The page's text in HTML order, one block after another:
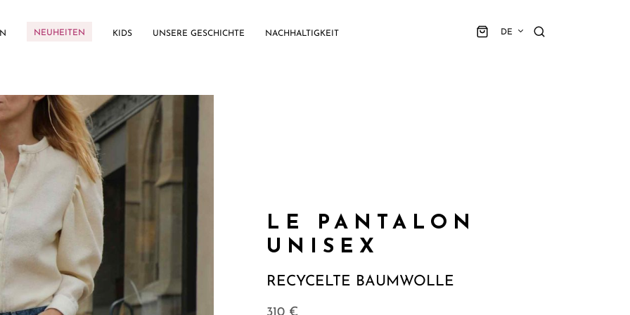
NEUHEITEN KIDS UNSERE GESCHICHTE NACHHALTIGKEIT DE
LE PANTALON
UNISEX
RECYCELTE BAUMWOLLE
310 €